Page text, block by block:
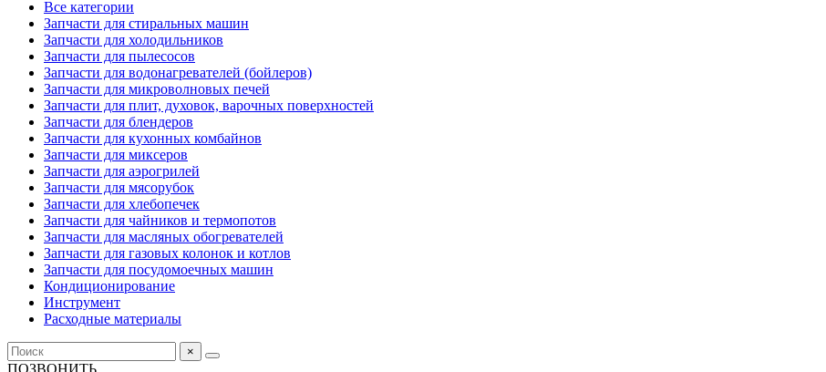
Все категории
Запчасти для стиральных машин
Запчасти для холодильников
Запчасти для пылесосов
Запчасти для водонагревателей (бойлеров)
Запчасти для микроволновых печей
Запчасти для плит, духовок, варочных поверхностей
Запчасти для блендеров
Запчасти для кухонных комбайнов
Запчасти для миксеров
Запчасти для аэрогрилей
Запчасти для мясорубок
Запчасти для хлебопечек
Запчасти для чайников и термопотов
Запчасти для масляных обогревателей
Запчасти для газовых колонок и котлов
Запчасти для посудомоечных машин
Кондиционирование
Инструмент
Расходные материалы
×
ПОЗВОНИТЬ